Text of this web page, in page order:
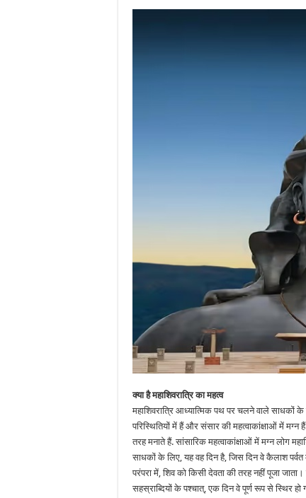
क्या है महाशिवरात्रि का महत्व
महाशिवरात्रि आध्यात्मिक पथ पर चलने वाले साधकों के
परिस्थितियों में हैं और संसार की महत्वाकांक्षाओं में मग्न
तरह मनाते हैं. सांसारिक महत्वाकांक्षाओं में मग्न लोग
साधकों के लिए, यह वह दिन है, जिस दिन वे कैलाश
परंपरा में, शिव को किसी देवता की तरह नहीं पूजा
सहस्राब्दियों के पश्चात्, एक दिन वे पूर्ण रूप से स्थिर